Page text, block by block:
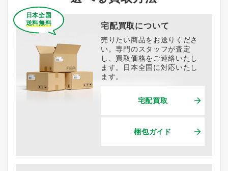
宅配買取について
日本全国
送料無料
売りたい商品をお送りくださ
い。専門のスタッフが査定
し、買取価格をご連絡いたし
ます。日本全国に対応いたし
ます。
宅配買取
梱包ガイド